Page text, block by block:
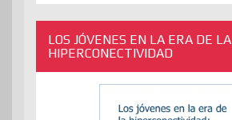
LOS JÓVENES EN LA ERA DE LA
HIPERCONECTIVIDAD